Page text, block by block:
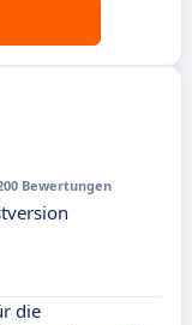
Bewertungen
die